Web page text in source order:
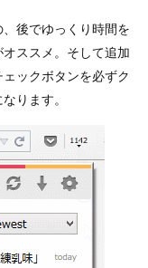
後でゆっくり時間を
ススメ。そして追加
ックボタンを必ずク
ります。